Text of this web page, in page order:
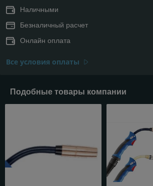
Наличными
Безналичный расчет
Онлайн оплата
Все условия оплаты
Подобные товары компании